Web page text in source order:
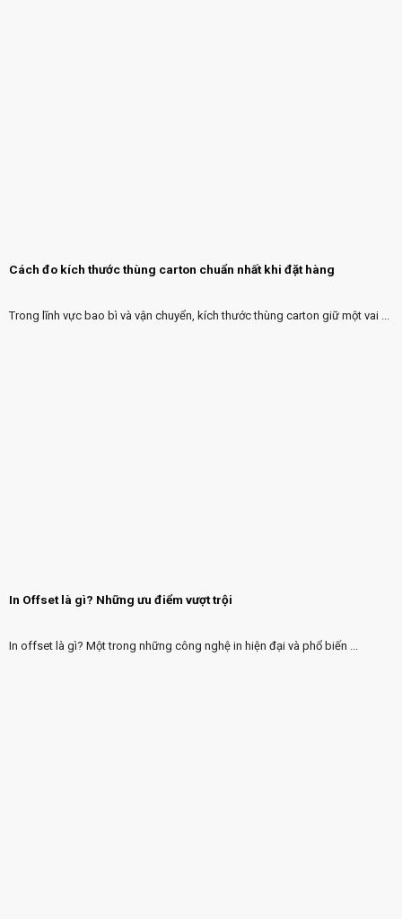
Cách đo kích thước thùng carton chuẩn nhất khi đặt hàng
Trong lĩnh vực bao bì và vận chuyển, kích thước thùng carton giữ một vai ...
In Offset là gì? Những ưu điểm vượt trội
In offset là gì? Một trong những công nghệ in hiện đại và phổ biến ...